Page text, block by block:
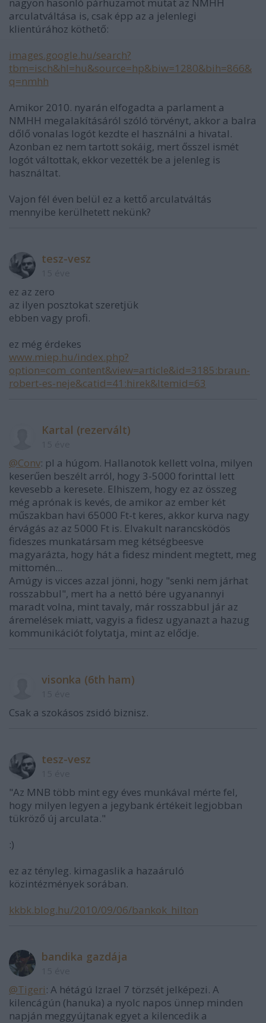
arculatváltása is, csak épp az a jelenlegi
klientúrához köthető:
images.google.hu/search?
tbm=isch&hl=hu&source=hp&biw=1280&bih=866&
q=nmhh
Amikor 2010. nyarán elfogadta a parlament a
NMHH megalakításáról szóló törvényt, akkor a balra
dőlő vonalas logót kezdte el használni a hivatal.
Azonban ez nem tartott sokáig, mert ősszel ismét
logót váltottak, ekkor vezették be a jelenleg is
használtat.
Vajon fél éven belül ez a kettő arculatváltás
mennyibe kerülhetett nekünk?
tesz-vesz
ez az zero
az ilyen posztokat szeretjük
ebben vagy profi.
ez még érdekes
www.miep.hu/index.php?
option=com_content&view=article&id=3185:braun-
robert-es-neje&catid=41:hirek&Itemid=63
Kartal (rezervált)
@Conv: pl a húgom. Hallanotok kellett volna, milyen
keserűen beszélt arról, hogy 3-5000 forinttal lett
kevesebb a keresete. Elhiszem, hogy ez az összeg
még aprónak is kevés, de amikor az ember két
műszakban havi 65000 Ft-t keres, akkor kurva nagy
érvágás az az 5000 Ft is. Elvakult narancsködös
fideszes munkatársam meg kétségbeesve
magyarázta, hogy hát a fidesz mindent megtett, meg
mittomén...
Amúgy is vicces azzal jönni, hogy "senki nem járhat
rosszabbul", mert ha a nettó bére ugyanannyi
maradt volna, mint tavaly, már rosszabbul jár az
áremelések miatt, vagyis a fidesz ugyanazt a hazug
kommunikációt folytatja, mint az elődje.
visonka (6th ham)
Csak a szokásos zsidó biznisz.
tesz-vesz
"Az MNB több mint egy éves munkával mérte fel,
hogy milyen legyen a jegybank értékeit legjobban
tükröző új arculata."
:)
ez az tényleg. kimagaslik a hazaáruló
közintézmények sorában.
kkbk.blog.hu/2010/09/06/bankok_hilton
bandika gazdája
@Tigeri: A hétágú Izrael 7 törzsét jelképezi. A
kilencágún (hanuka) a nyolc napos ünnep minden
napján meggyújtanak egyet a kilencedik a